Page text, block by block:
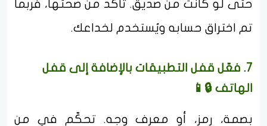
حتى لو كانت من صديق. تأكد من صحتها، فربما
تم اختراق حسابه ويُستخدم لخداعك.
7. فعّل قفل التطبيقات بالإضافة إلى قفل
الهاتف 🔒📱
بصمة، رمز، أو معرف وجه. تحكّم في من